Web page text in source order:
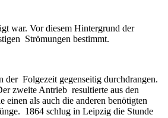
war. Vor diesem Hintergrund der
Strömungen bestimmt.
der Folgezeit gegenseitig durchdrangen.
zweite Antrieb resultierte aus den
einen als auch die anderen benötigten
1864 schlug in Leipzig die Stunde